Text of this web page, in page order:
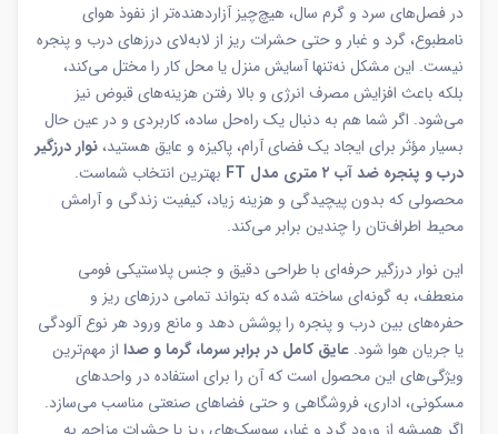
در فصل‌های سرد و گرم سال، هیچ‌چیز آزاردهنده‌تر از نفوذ هوای
نامطبوع، گرد و غبار و حتی حشرات ریز از لابه‌لای درزهای درب و پنجره
نیست. این مشکل نه‌تنها آسایش منزل یا محل کار را مختل می‌کند،
بلکه باعث افزایش مصرف انرژی و بالا رفتن هزینه‌های قبوض نیز
می‌شود. اگر شما هم به دنبال یک راه‌حل ساده، کاربردی و در عین حال
بسیار مؤثر برای ایجاد یک فضای آرام، پاکیزه و عایق هستید، نوار درزگیر
درب و پنجره ضد آب ۲ متری مدل FT
بهترین انتخاب شماست.
محصولی که بدون پیچیدگی و هزینه زیاد، کیفیت زندگی و آرامش
محیط اطراف‌تان را چندین برابر می‌کند.
این نوار درزگیر حرفه‌ای با طراحی دقیق و جنس پلاستیکی فومی
منعطف، به گونه‌ای ساخته شده که بتواند تمامی درزهای ریز و
حفره‌های بین درب و پنجره را پوشش دهد و مانع ورود هر نوع آلودگی
یا جریان هوا شود. عایق کامل در برابر سرما، گرما و صدا از مهم‌ترین
ویژگی‌های این محصول است که آن را برای استفاده در واحدهای
مسکونی، اداری، فروشگاهی و حتی فضاهای صنعتی مناسب می‌سازد.